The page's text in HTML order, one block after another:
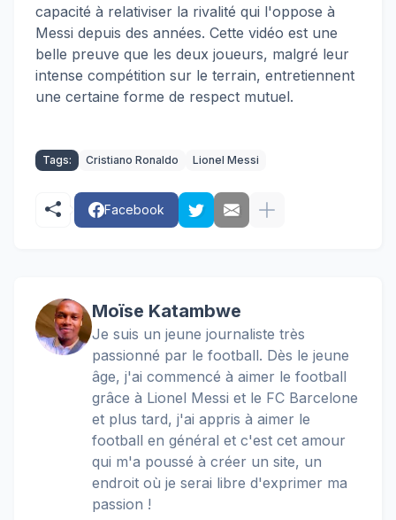
capacité à relativiser la rivalité qui l'oppose à
Messi depuis des années. Cette vidéo est une
belle preuve que les deux joueurs, malgré leur
intense compétition sur le terrain, entretiennent
une certaine forme de respect mutuel.
Tags: Cristiano Ronaldo Lionel Messi
Facebook
Moïse Katambwe
Je suis un jeune journaliste très
passionné par le football. Dès le jeune
âge, j'ai commencé à aimer le football
grâce à Lionel Messi et le FC Barcelone
et plus tard, j'ai appris à aimer le
football en général et c'est cet amour
qui m'a poussé à créer un site, un
endroit où je serai libre d'exprimer ma
passion !